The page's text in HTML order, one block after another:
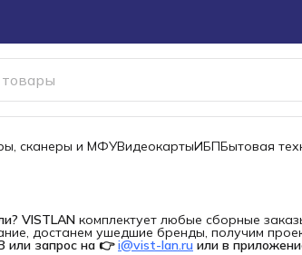
сканеры и МФУВидеокартыИБПБытовая
VISTLAN комплектует любые сборные
достанем ушедшие бренды, получим
или запрос на 👉 i@vist-lan.ru или в